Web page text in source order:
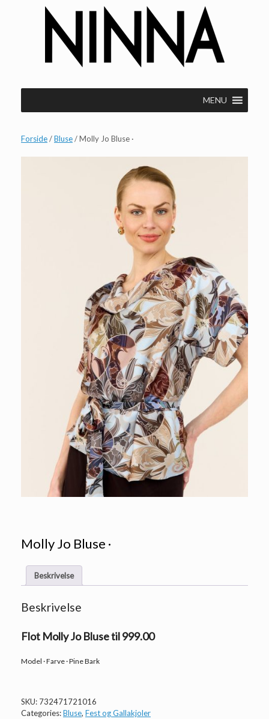
MENU
Forside/Bluse/ Molly Jo Bluse ·
Molly Jo Bluse ·
Beskrivelse
Beskrivelse
Flot Molly Jo Bluse til 999.00
Model · Farve · Pine Bark
SKU: 732471721016
Categories:Bluse, Fest og Gallakjoler